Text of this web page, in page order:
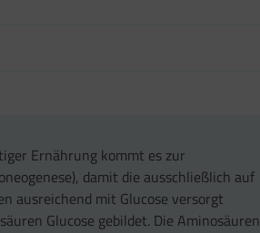
Ernährung kommt es zur
damit die ausschließlich auf
ausreichend mit Glucose versorgt
Glucose gebildet. Die Aminosäuren